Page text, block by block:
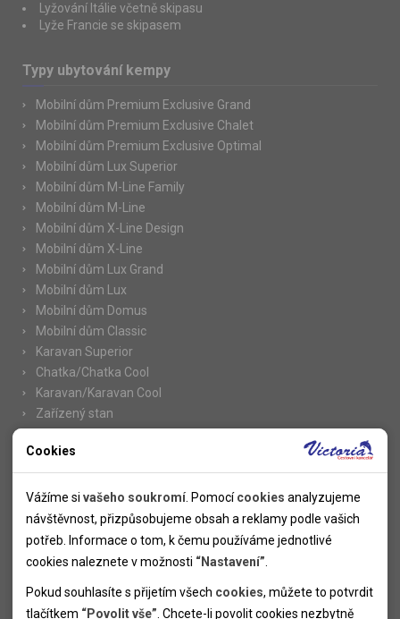
Lyžování Itálie včetně skipasu
Lyže Francie se skipasem
Typy ubytování kempy
Mobilní dům Premium Exclusive Grand
Mobilní dům Premium Exclusive Chalet
Mobilní dům Premium Exclusive Optimal
Mobilní dům Lux Superior
Mobilní dům M-Line Family
Mobilní dům M-Line
Mobilní dům X-Line Design
Mobilní dům X-Line
Mobilní dům Lux Grand
Mobilní dům Lux
Mobilní dům Domus
Mobilní dům Classic
Karavan Superior
Chatka/Chatka Cool
Karavan/Karavan Cool
Zařízený stan
Informace
Novinky
Kolektivy
SUPER FIRST MINUTE
Informace k letním pobytům
Informace o letecké dopravě
Cookies
Vážíme si vašeho soukromí . Pomocícookies analyzujeme
návštěvnost, přizpůsobujeme obsah a reklamy podle vašich
potřeb. Informace o tom, k čemu používáme jednotlivé
cookies naleznete v možnosti “Nastavení”
Pokud souhlasíte s přijetím všech cookies, můžete to potvrdit
tlačítkem “Povolit vše” . Chcete-li povolit cookies nezbytně
Nutné cookies pomáhají, aby byla webová stránka použitelná
tak, že umožní základní funkce jako navigace stránky a
přístup k zabezpečeným sekcím webové stránky. Webová
stránka nemůže správně fungovat bez těchto cookies.
Analytické cookies